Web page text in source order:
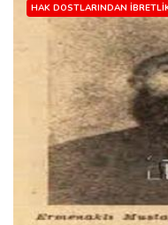
HAK DOSTLARINDAN